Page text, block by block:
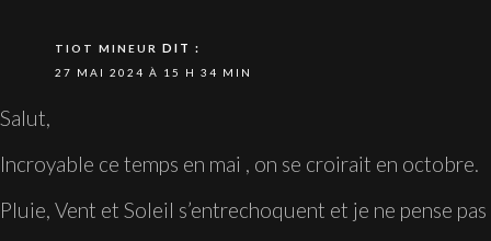
TIOT MINEUR DIT :
27 MAI 2024 À 15 H 34 MIN
Salut,
Incroyable ce temps en mai , on se croirait en octobre.
Pluie, Vent et Soleil s’entrechoquent et je ne pense